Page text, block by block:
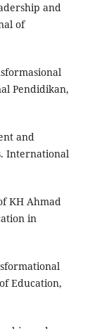
and
of
Pendidikan,
and
International
KH Ahmad
in
Education,